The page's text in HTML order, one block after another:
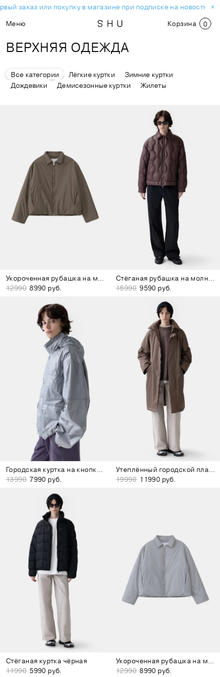
заказ или покупку в магазине при подписке на новостную
Меню
Корзина 0
ВЕРХНЯЯ ОДЕЖДА
Все категории Лёгкие куртки
Зимние куртки
Дождевики
Демисезонные куртки Жилеты
Укороченная рубашка на молнии коричневая
12990 8990 руб.
Стёганая рубашка на молнии бордово-коричневая
15990 9590 руб.
Городская куртка на кнопках светло-серая
13990 7990 руб.
Утеплённый городской плащ коричневый
19990 11990 руб.
Стёганая куртка чёрная
11990 5990 руб.
Укороченная рубашка на молнии серая
12990 8990 руб.